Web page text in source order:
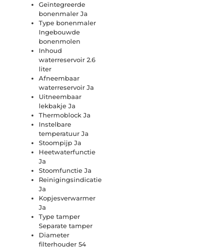
Geïntegreerde
bonenmaler Ja
Type bonenmaler
Ingebouwde
bonenmolen
Inhoud
waterreservoir 2.6
liter
Afneembaar
waterreservoir Ja
Uitneembaar
lekbakje Ja
Thermoblock Ja
Instelbare
temperatuur Ja
Stoompijp Ja
Heetwaterfunctie
Ja
Stoomfunctie Ja
Reinigingsindicatie
Ja
Kopjesverwarmer
Ja
Type tamper
Separate tamper
Diameter
filterhouder 54